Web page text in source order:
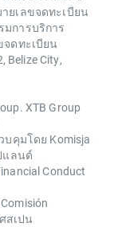
ยเลขจดทะเบียน
การบริการ
จดทะเบียน
Belize City,
XTB Group
บคุมโดย Komisja
แลนด์
Conduct
สเปน